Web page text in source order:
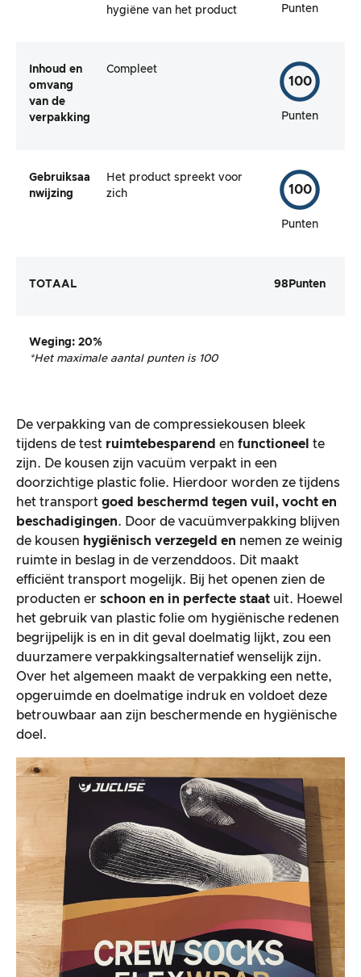
hygiëne van het product
Punten
Inhoud en
omvang
van de
verpakking
Compleet
100
Punten
Gebruiksaa
nwijzing
Het product spreekt voor
zich
100
Punten
TOTAAL 98 Punten
Weging: 20%
*Het maximale aantal punten is 100
De verpakking van de compressiekousen bleek
tijdens de test ruimtebesparend en functioneel te
zijn. De kousen zijn vacuüm verpakt in een
doorzichtige plastic folie. Hierdoor worden ze tijdens
het transport goed beschermd tegen vuil, vocht en
beschadigingen. Door de vacuümverpakking blijven
de kousen hygiënisch verzegeld en nemen ze weinig
ruimte in beslag in de verzenddoos. Dit maakt
efficiënt transport mogelijk. Bij het openen zien de
producten er schoon en in perfecte staat uit. Hoewel
het gebruik van plastic folie om hygiënische redenen
begrijpelijk is en in dit geval doelmatig lijkt, zou een
duurzamere verpakkingsalternatief wenselijk zijn.
Over het algemeen maakt de verpakking een nette,
opgeruimde en doelmatige indruk en voldoet deze
betrouwbaar aan zijn beschermende en hygiënische
doel.